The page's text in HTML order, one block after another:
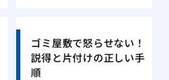
ゴミ屋敷で怒らせない！
説得と片付けの正しい手
順